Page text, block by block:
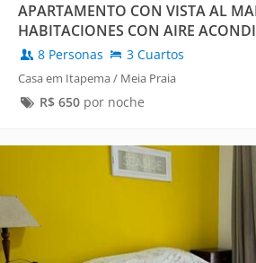
APARTAMENTO CON VISTA AL
HABITACIONES CON AIRE
DE APARCAMIENTO
8 Personas 3 Cuartos
Casa em Itapema / Meia Praia
R$ 650por noche